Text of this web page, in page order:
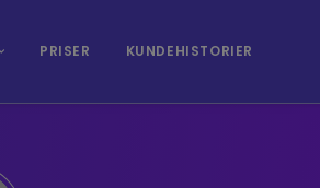
PRISER KUNDEHISTORIER